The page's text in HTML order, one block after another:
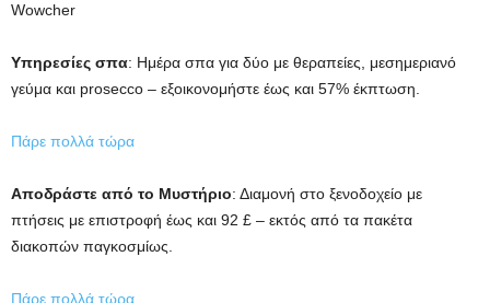
Wowcher
Υπηρεσίες σπα: Ημέρα σπα για δύο με θεραπείες, μεσημεριανό
γεύμα και prosecco – εξοικονομήστε έως και 57% έκπτωση.
Πάρε πολλά τώρα
Αποδράστε από το Μυστήριο: Διαμονή στο ξενοδοχείο με
πτήσεις με επιστροφή έως και 92 £ – εκτός από τα πακέτα
διακοπών παγκοσμίως.
Πάρε πολλά τώρα